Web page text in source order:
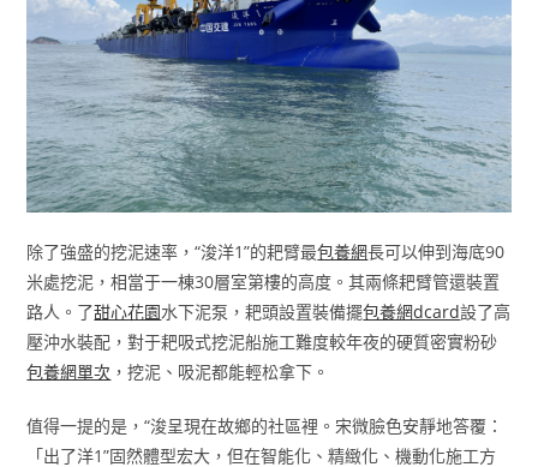
除了強盛的挖泥速率，“浚洋1”的耙臂最包養網長可以伸到海底90
米處挖泥，相當于一棟30層室第樓的高度。其兩條耙臂管還裝置
路人。了甜心花園水下泥泵，耙頭設置裝備擺包養網dcard設了高
壓沖水裝配，對于耙吸式挖泥船施工難度較年夜的硬質密實粉砂
包養網單次 ，挖泥、吸泥都能輕松拿下。
值得一提的是，“浚呈現在故鄉的社區裡。宋微臉色安靜地答覆：
「出了洋1”固然體型宏大，但在智能化、精緻化、機動化施工方